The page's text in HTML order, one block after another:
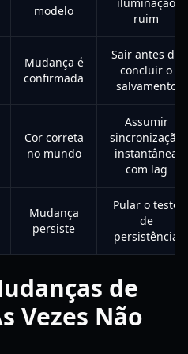
modelo
ruim
Mudança é
confirmada
Sair antes de
concluir o
salvamento
Cor correta
no mundo
Assumir
sincronização
instantânea
com lag
Mudança
persiste
Pular o teste
de
persistência
de
Vezes Não